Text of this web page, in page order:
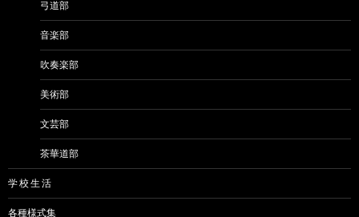
弓道部
音楽部
吹奏楽部
美術部
文芸部
茶華道部
学 校 生 活
各種様式集